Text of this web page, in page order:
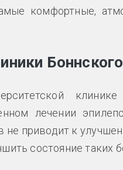
комфортные,
лечении
не приводит к
состояние таких